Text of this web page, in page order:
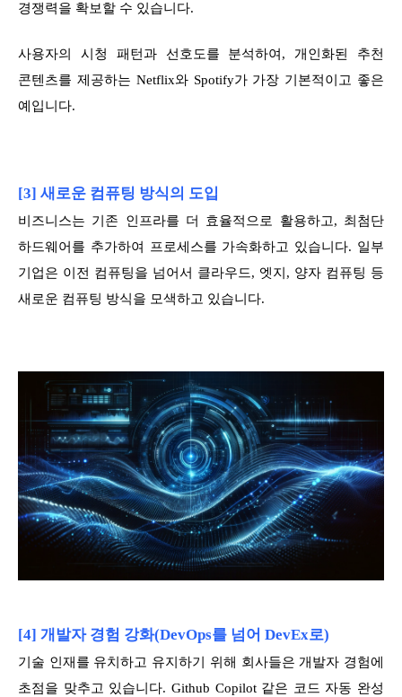
경쟁력을 확보할 수 있습니다.
사용자의 시청 패턴과 선호도를 분석하여, 개인화된 추천
콘텐츠를 제공하는 Netflix와 Spotify가 가장 기본적이고 좋은
예입니다.
[3] 새로운 컴퓨팅 방식의 도입
비즈니스는 기존 인프라를 더 효율적으로 활용하고, 최첨단
하드웨어를 추가하여 프로세스를 가속화하고 있습니다. 일부
기업은 이전 컴퓨팅을 넘어서 클라우드, 엣지, 양자 컴퓨팅 등
새로운 컴퓨팅 방식을 모색하고 있습니다.
[4] 개발자 경험 강화(DevOps를 넘어 DevEx로)
기술 인재를 유치하고 유지하기 위해 회사들은 개발자 경험에
초점을 맞추고 있습니다. Github Copilot 같은 코드 자동 완성